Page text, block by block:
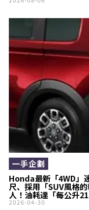
Honda最新「4WD」
尺、採用「SUV風格
人！油耗達「每公升
備，這款Freed的最高
一手企劃
2026-04-30